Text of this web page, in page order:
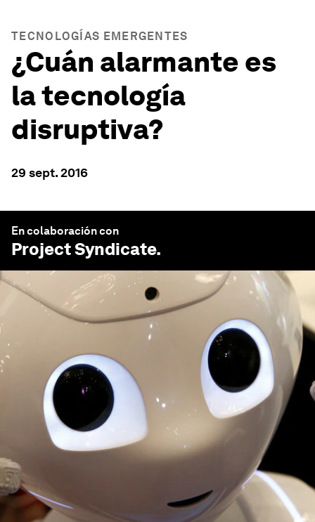
TECNOLOGÍAS EMERGENTES
¿Cuán alarmante es
la tecnología
disruptiva?
29 sept. 2016
En colaboración con
Project Syndicate.